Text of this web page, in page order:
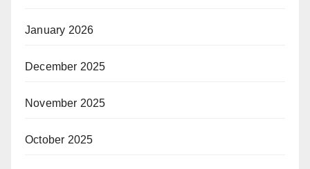
January 2026
December 2025
November 2025
October 2025